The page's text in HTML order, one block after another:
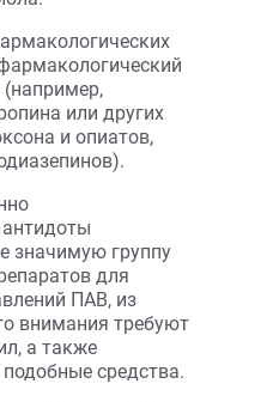
(например,
или других
и опиатов,
значимую группу
для
ПАВ, из
внимания требуют
а также
средства.